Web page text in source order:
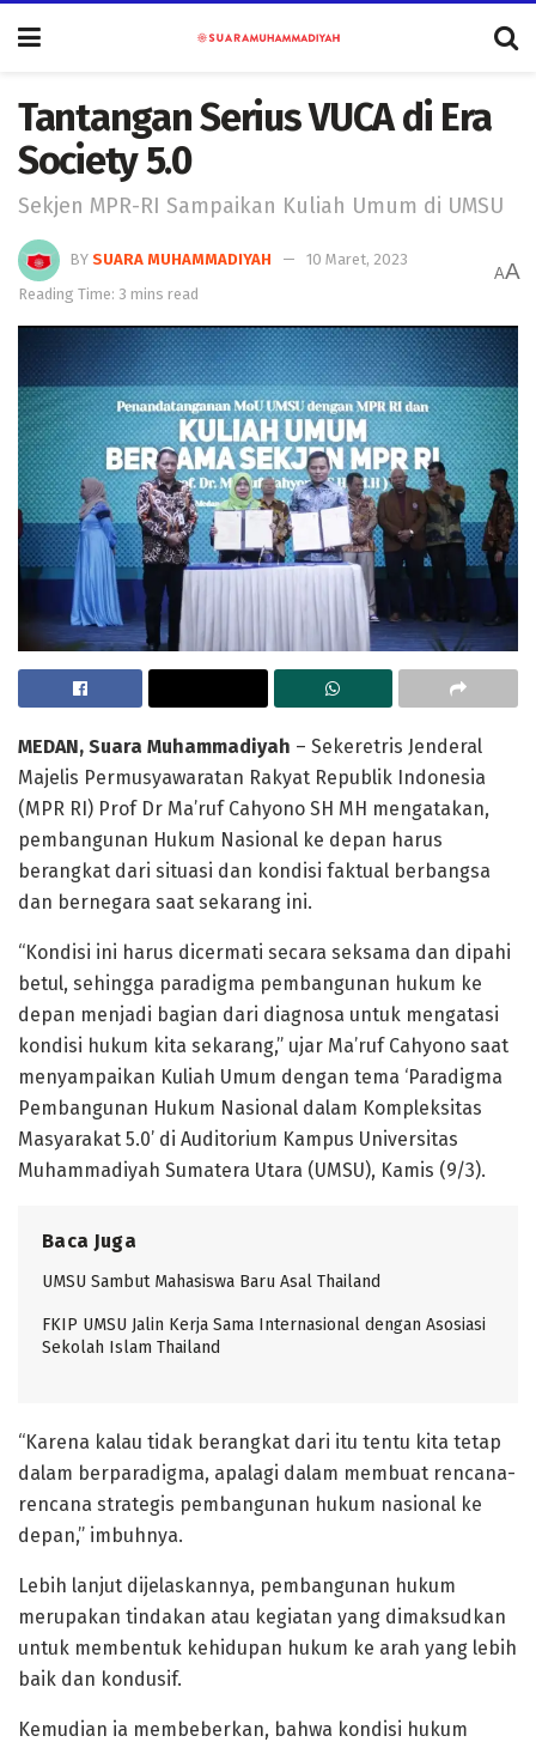
Tantangan Serius VUCA di Era
Society 5.0
Sekjen MPR-RI Sampaikan Kuliah Umum di UMSU
BY SUARA MUHAMMADIYAH
10 Maret, 2023
Reading Time: 3 mins read
AA
MEDAN, Suara Muhammadiyah – Sekeretris Jenderal
Majelis Permusyawaratan Rakyat Republik Indonesia
(MPR RI) Prof Dr Ma’ruf Cahyono SH MH mengatakan,
pembangunan Hukum Nasional ke depan harus
berangkat dari situasi dan kondisi faktual berbangsa
dan bernegara saat sekarang ini.
“Kondisi ini harus dicermati secara seksama dan dipahi
betul, sehingga paradigma pembangunan hukum ke
depan menjadi bagian dari diagnosa untuk mengatasi
kondisi hukum kita sekarang,” ujar Ma’ruf Cahyono saat
menyampaikan Kuliah Umum dengan tema ‘Paradigma
Pembangunan Hukum Nasional dalam Kompleksitas
Masyarakat 5.0’ di Auditorium Kampus Universitas
Muhammadiyah Sumatera Utara (UMSU), Kamis (9/3).
Baca Juga
UMSU Sambut Mahasiswa Baru Asal Thailand
FKIP UMSU Jalin Kerja Sama Internasional dengan Asosiasi
Sekolah Islam Thailand
“Karena kalau tidak berangkat dari itu tentu kita tetap
dalam berparadigma, apalagi dalam membuat rencana-
rencana strategis pembangunan hukum nasional ke
depan,” imbuhnya.
Lebih lanjut dijelaskannya, pembangunan hukum
merupakan tindakan atau kegiatan yang dimaksudkan
untuk membentuk kehidupan hukum ke arah yang lebih
baik dan kondusif.
Kemudian ia membeberkan, bahwa kondisi hukum